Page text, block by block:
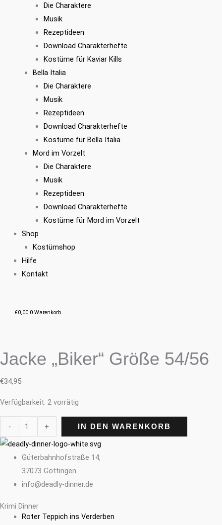
Die Charaktere
Musik
Rezeptideen
Download Charakterhefte
Kostüme für Kaviar Kills
Bella Italia
Die Charaktere
Musik
Rezeptideen
Download Charakterhefte
Kostüme für Bella Italia
Mord im Vorzelt
Die Charaktere
Musik
Rezeptideen
Download Charakterhefte
Kostüme für Mord im Vorzelt
Shop
Kostümshop
Hilfe
Kontakt
€0,00 0 Warenkorb
Jacke „Biker“ Größe 54/56
€34,95
Verfügbarkeit: 2 vorrätig
- + IN DEN WARENKORB
Güterbahnhofstraße 14,
37073 Göttingen
info@deadly-dinner.de
Krimi Dinner
Roter Teppich ins Verderben